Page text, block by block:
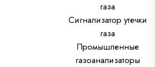
газа
Сигнализатор утечки
газа
Промышленные
газоанализаторы